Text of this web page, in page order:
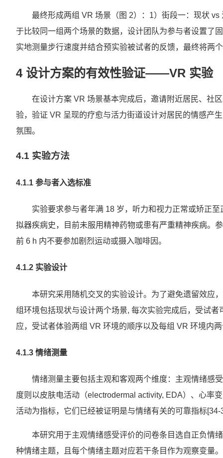
最终形成两组 VR 场景（图 2）：1）街段一：现状
于比较同一组两个场景的数据，设计团队为参与者设置了
实地测量步行速度并结合预实验被试者的反馈，最终将两
4 设计方案的有效性验证——VR 实验
在设计方案 VR 场景基本完成后，邀请附近居民、社
验，验证 VR 呈现的疗愈与活力街道设计对居民的情感产
氛围。
4.1 实验方法
4.1.1 参与者入选标准
实验要求参与者年满 18 岁，听力和视力正常或矫正
拟器疾病史，目前未服用精神药物或患有严重精神疾病。
前 6 h 内不要参加剧烈运动或摄入咖啡因。
4.1.2 实验设计
本研究采用随机交叉的实验设计。为了避免遗留效应
组环境包括现状与设计两个场景, 每次实验完成后，受试
应，受试者体验两组 VR 环境的顺序以及每组 VR 环境内
4.1.3 情绪测量
情绪测量主要包括主观和客观两个维度：主观情绪感
度则以皮肤电活动（electrodermal activity, EDA）、心率
活动为指标，它们已经被证明是与情绪有关的可靠指标[34-
本研究用于主观情绪感受评价的问卷条目选自正负情
种情绪主题，且每个情绪主题对应若干条目作为观察变量